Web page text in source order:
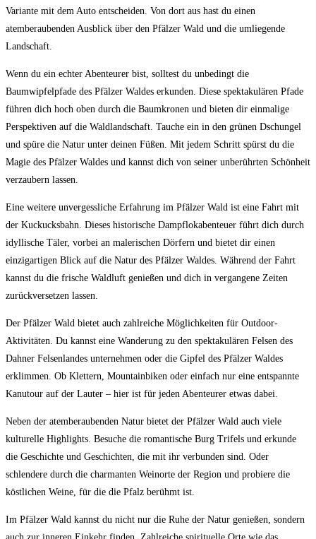
Variante mit dem ⁢Auto entscheiden. Von dort aus hast du einen
atemberaubenden Ausblick über den Pfälzer Wald und die umliegende ​
Landschaft.
Wenn du ⁣ein echter Abenteurer bist, solltest du unbedingt die
Baumwipfelpfade des Pfälzer Waldes erkunden. Diese spektakulären Pfade
führen dich hoch oben durch die ​Baumkronen und bieten dir einmalige
Perspektiven⁤ auf die Waldlandschaft. Tauche ein in ​den grünen Dschungel
und spüre die Natur unter deinen Füßen. Mit jedem Schritt spürst du⁤ die⁢
Magie des Pfälzer Waldes ‌und ​kannst dich von ⁢seiner unberührten Schönheit‌
verzaubern lassen.
Eine ​weitere unvergessliche Erfahrung im Pfälzer ⁣Wald ist eine Fahrt mit
der Kuckucksbahn. Dieses historische Dampflokabenteuer führt dich durch
idyllische Täler, vorbei​ an malerischen Dörfern und bietet ​dir einen
⁤einzigartigen ⁤Blick auf die Natur des ‌Pfälzer Waldes.⁢ Während‌ der Fahrt
kannst ‍du die ⁣frische Waldluft genießen und dich in vergangene Zeiten‌
zurückversetzen lassen.
Der Pfälzer Wald bietet auch zahlreiche Möglichkeiten für Outdoor-
Aktivitäten. Du ​kannst eine‌ Wanderung zu​ den spektakulären Felsen des
Dahner Felsenlandes‌ unternehmen oder die Gipfel des Pfälzer Waldes
‍erklimmen. Ob Klettern, Mountainbiken oder einfach nur eine entspannte
Kanutour auf​ der Lauter ⁣–⁤ hier ist für jeden Abenteurer etwas dabei.
Neben ⁤der atemberaubenden Natur ‌bietet‍ der Pfälzer ⁢Wald⁣ auch viele
kulturelle Highlights. Besuche ⁢die romantische Burg Trifels und erkunde
die Geschichte und Geschichten,‍ die ‌mit ⁣ihr verbunden sind. Oder
schlendere durch die charmanten ‍Weinorte der Region und probiere ⁣die
köstlichen Weine, für die⁣ die Pfalz⁢ berühmt ist.
Im‌ Pfälzer Wald kannst du nicht ⁤nur die ⁣Ruhe⁣ der Natur genießen,⁢ sondern